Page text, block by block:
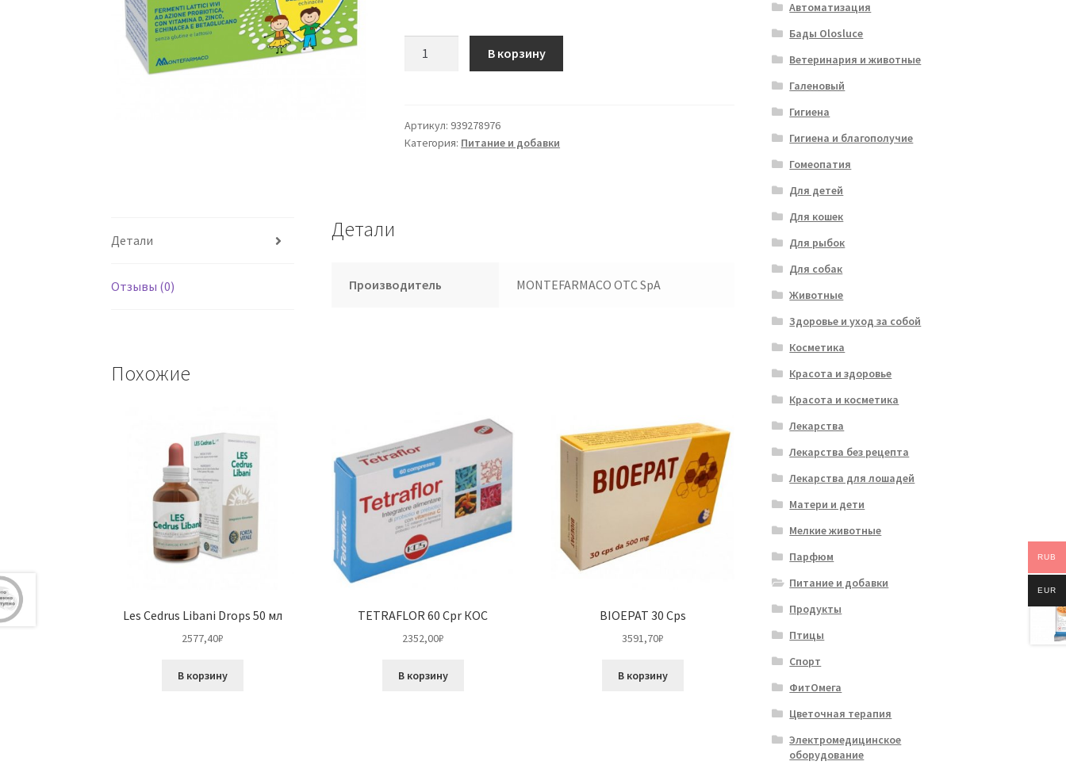
Children
10
В корзину
Артикул: 939278976
Категория: Питание и добавки
Детали
Отзывы (0)
Детали
Производитель MONTEFARMACO OTC SpA
Похожие
Les Cedrus Libani Drops 50 мл
2577,40₽
В корзину
TETRAFLOR 60 Cpr КОС
2352,00₽
В корзину
BIOEPAT 30 Cps
3591,70₽
В корзину
Автоматизация
Бады Olosluce
Ветеринария и животные
Галеновый
Гигиена
Гигиена и благополучие
Гомеопатия
Для детей
Для кошек
Для рыбок
Для собак
Животные
Здоровье и уход за собой
Косметика
Красота и здоровье
Красота и косметика
Лекарства
Лекарства без рецепта
Лекарства для лошадей
Матери и дети
Мелкие животные
Парфюм
Питание и добавки
Продукты
Птицы
Спорт
ФитОмега
Цветочная терапия
Электромедицинское
оборудование
RUB
EUR